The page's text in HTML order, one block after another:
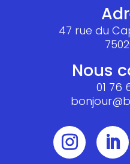
47 rue du
Nous
01 76